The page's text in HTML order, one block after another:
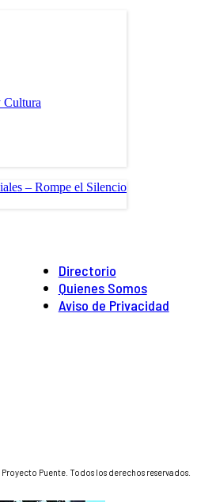
Cultura
– Rompe el Silencio
Directorio
Quienes Somos
Aviso de Privacidad
Puente. Todos los derechos reservados.